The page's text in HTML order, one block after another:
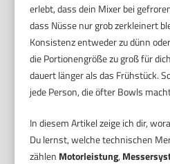
erlebt, dass dein Mixer bei
dass Nüsse nur grob zerkleinert
Konsistenz entweder zu dünn
die Portionengröße zu groß für
dauert länger als das Frühstück.
jede Person, die öfter Bowls
In diesem Artikel zeige ich dir,
Du lernst, welche technischen
zählen Motorleistung,